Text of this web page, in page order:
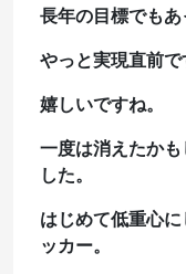
長年の目標でもあ
やっと実現直前で
嬉しいですね。
一度は消えたか
した。
はじめて低重心
ッカー。